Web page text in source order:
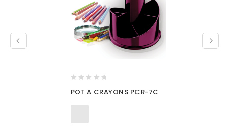
out
of
POT A CRAYONS PCR-7C